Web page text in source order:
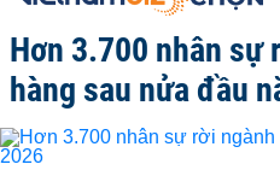
Hơn 3.700 nhân sự
hàng sau nửa đầu